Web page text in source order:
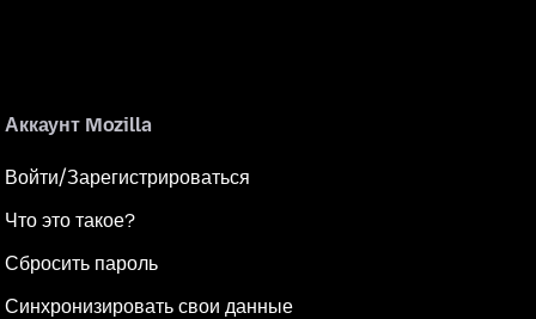
Аккаунт Mozilla
Войти/Зарегистрироваться
Что это такое?
Сбросить пароль
Синхронизировать свои данные